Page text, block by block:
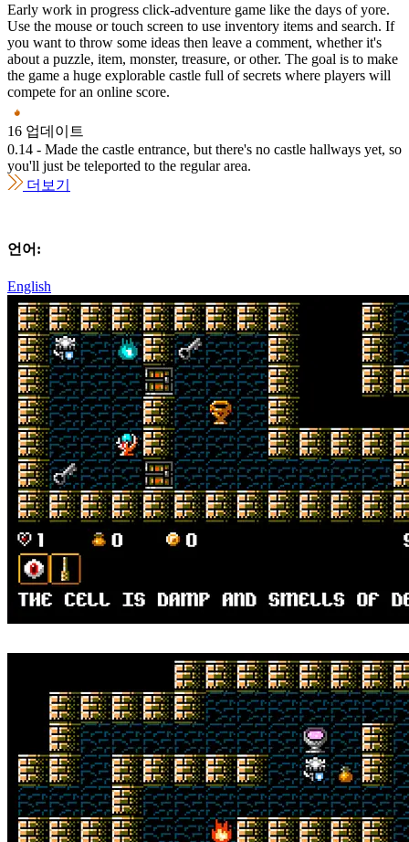
Early work in progress click-adventure game like the days of yore.
Use the mouse or touch screen to use inventory items and search. If
you want to throw some ideas then leave a comment, whether it's
about a puzzle, item, monster, treasure, or other. The goal is to make
the game a huge explorable castle full of secrets where players will
compete for an online score.
16 업데이트
0.14 - Made the castle entrance, but there's no castle hallways yet, so
you'll just be teleported to the regular area.
더보기
언어:
English